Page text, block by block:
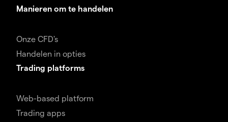
Manieren om te handelen
Onze CFD's
Handelen in opties
Trading platforms
Web-based platform
Trading apps